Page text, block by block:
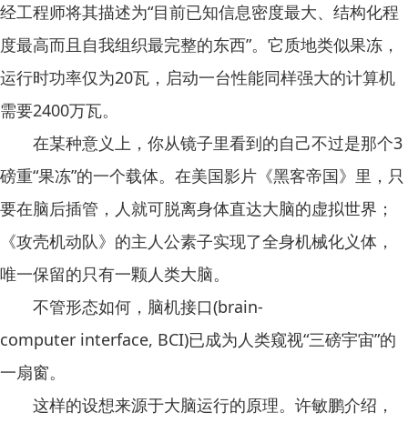
经工程师将其描述为“目前已知信息密度最大、结构化程
度最高而且自我组织最完整的东西”。它质地类似果冻，
运行时功率仅为20瓦，启动一台性能同样强大的计算机
需要2400万瓦。
在某种意义上，你从镜子里看到的自己不过是那个3
磅重“果冻”的一个载体。在美国影片《黑客帝国》里，只
要在脑后插管，人就可脱离身体直达大脑的虚拟世界；
《攻壳机动队》的主人公素子实现了全身机械化义体，
唯一保留的只有一颗人类大脑。
不管形态如何，脑机接口(brain-
computer interface, BCI)已成为人类窥视“三磅宇宙”的
一扇窗。
这样的设想来源于大脑运行的原理。许敏鹏介绍，